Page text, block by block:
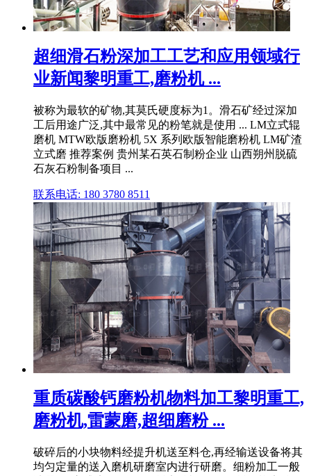
超细滑石粉深加工工艺和应用领域行
业新闻黎明重工,磨粉机 ...
被称为最软的矿物,其莫氏硬度标为1。滑石矿经过深加
工后用途广泛,其中最常见的粉笔就是使用 ... LM立式辊
磨机 MTW欧版磨粉机 5X 系列欧版智能磨粉机 LM矿渣
立式磨 推荐案例 贵州某石英石制粉企业 山西朔州脱硫
石灰石粉制备项目 ...
联系电话: 180 3780 8511
重质碳酸钙磨粉机物料加工黎明重工,
磨粉机,雷蒙磨,超细磨粉 ...
破碎后的小块物料经提升机送至料仓,再经输送设备将其
均匀定量的送入磨机研磨室内进行研磨。细粉加工一般